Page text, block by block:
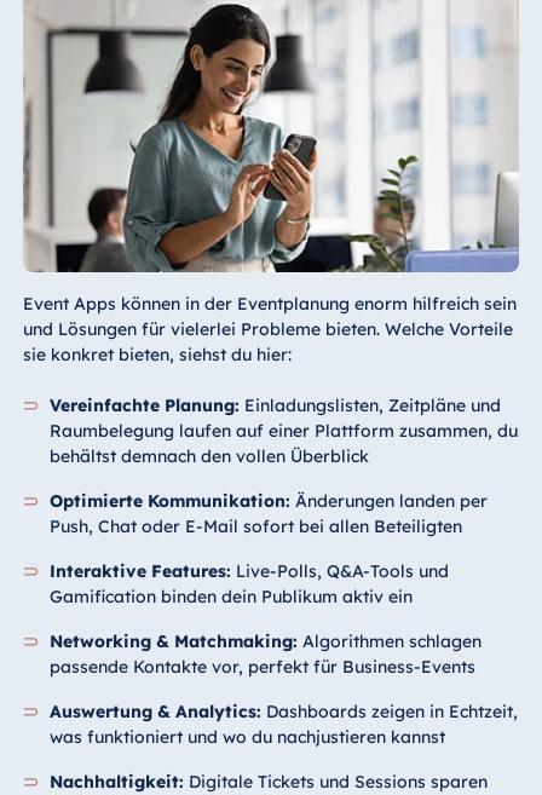
Event Apps können in der Eventplanung enorm hilfreich sein
und Lösungen für vielerlei Probleme bieten. Welche Vorteile
sie konkret bieten, siehst du hier:
Vereinfachte Planung: Einladungslisten, Zeitpläne und
Raumbelegung laufen auf einer Plattform zusammen, du
behältst demnach den vollen Überblick
Optimierte Kommunikation: Änderungen landen per
Push, Chat oder E-Mail sofort bei allen Beteiligten
Interaktive Features: Live-Polls, Q&A-Tools und
Gamification binden dein Publikum aktiv ein
Networking & Matchmaking: Algorithmen schlagen
passende Kontakte vor, perfekt für Business-Events
Auswertung & Analytics: Dashboards zeigen in Echtzeit,
was funktioniert und wo du nachjustieren kannst
Nachhaltigkeit: Digitale Tickets und Sessions sparen